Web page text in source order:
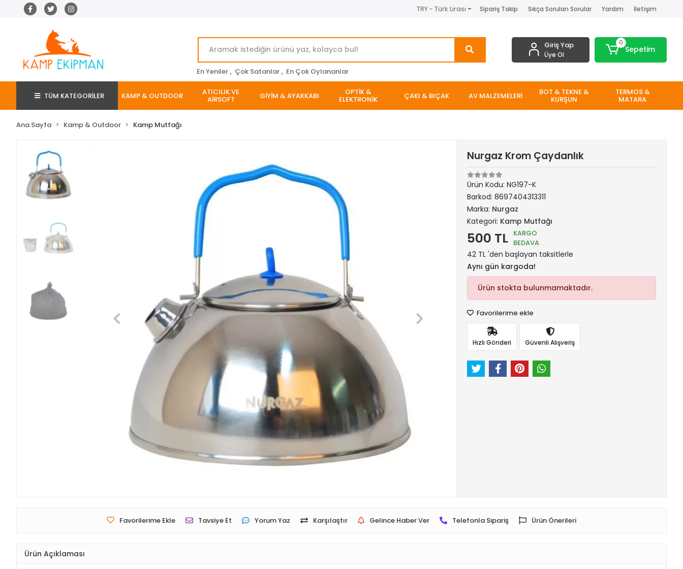
TRY - Türk Lirası Sipariş Takip Sıkça Sorulan Sorular Yardım İletişim
En Yeniler , Çok Satanlar , En Çok Oylananlar
Giriş Yap
Üye Ol
0
Sepetim
TÜM KATEGORİLER KAMP & OUTDOOR ATICILIK VE
AİRSOFT GİYİM & AYAKKABI OPTİK &
ELEKTRONİK ÇAKI & BIÇAK AV MALZEMELERİ BOT & TEKNE &
KURŞUN
TERMOS &
MATARA
Ana Sayfa Kamp & Outdoor Kamp Mutfağı
Nurgaz Krom Çaydanlık
Ürün Kodu:NG197-K
Barkod:8697404313311
Marka: Nurgaz
Kategori: Kamp Mutfağı
500 TL KARGO
BEDAVA
42 TL 'den başlayan taksitlerle
Aynı gün kargoda!
Ürün stokta bulunmamaktadır.
Favorilerime ekle
Hızlı Gönderi Güvenli Alışveriş
Favorilerime Ekle Tavsiye Et Yorum Yaz Karşılaştır Gelince Haber Ver Telefonla Sipariş Ürün Önerileri
Ürün Açıklaması